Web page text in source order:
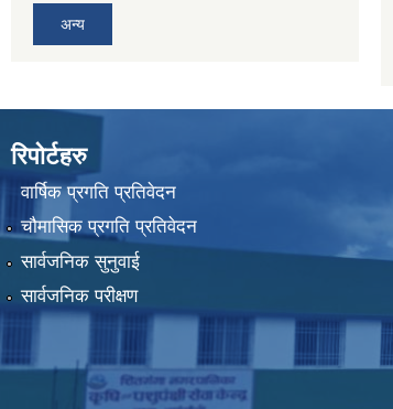
अन्य
रिपोर्टहरु
वार्षिक प्रगति प्रतिवेदन
चौमासिक प्रगति प्रतिवेदन
सार्वजनिक सुनुवाई
सार्वजनिक परीक्षण